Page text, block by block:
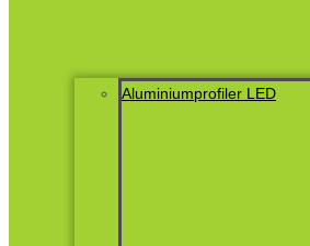
Aluminiumprofiler LED